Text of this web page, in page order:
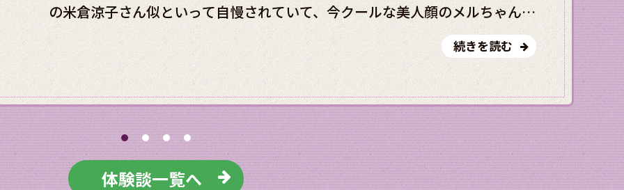
の米倉涼子さん似といって自慢されていて、今クールな美人顔のメルちゃん
を、お父さんは女優の米倉涼子さん似といって自慢されていて、今回の取材ク
ールな美人顔のメルちゃんを、お父さんは女優の米倉涼子さん似といって自
続きを読む
体験談一覧へ